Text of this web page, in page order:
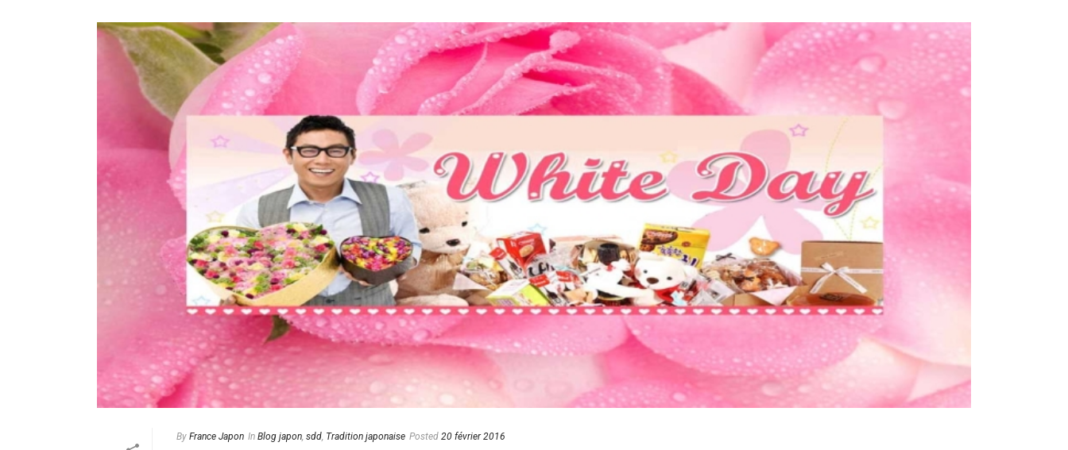
By France Japon In Blog japon, sdd, Tradition japonaise Posted 20 février 2016